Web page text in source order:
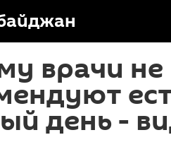
врачи не
день -